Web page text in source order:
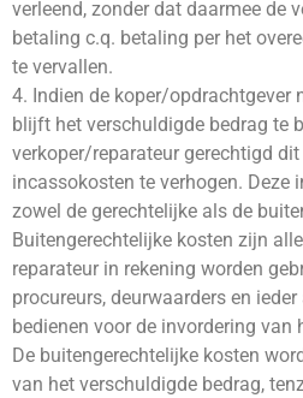
verleend, zonder dat daarmee de
betaling c.q. betaling per het
te vervallen.
4. Indien de koper/opdrachtgever
blijft het verschuldigde bedrag te
verkoper/reparateur gerechtigd
incassokosten te verhogen. Deze
zowel de gerechtelijke als de
Buitengerechtelijke kosten zijn
reparateur in rekening worden
procureurs, deurwaarders en
bedienen voor de invordering van
De buitengerechtelijke kosten
van het verschuldigde bedrag,